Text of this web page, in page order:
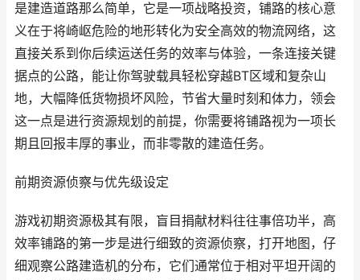
是建造道路那么简单，它是一项战略投资，铺路的核心意
义在于将崎岖危险的地形转化为安全高效的物流网络，这
直接关系到你后续运送任务的效率与体验，一条连接关键
据点的公路，能让你驾驶载具轻松穿越BT区域和复杂山
地，大幅降低货物损坏风险，节省大量时刻和体力，领会
这一点是进行资源规划的前提，你需要将铺路视为一项长
期且回报丰厚的事业，而非零散的建造任务。
前期资源侦察与优先级设定
游戏初期资源极其有限，盲目捐献材料往往事倍功半，高
效率铺路的第一步是进行细致的资源侦察，打开地图，仔
细观察公路建造机的分布，它们通常位于相对平坦开阔的